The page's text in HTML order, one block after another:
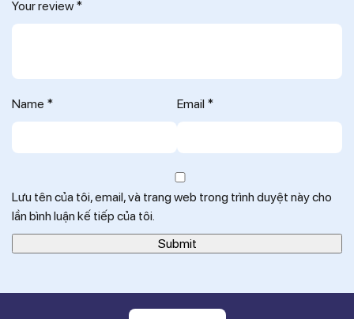
Your review *
Name * Email *
Lưu tên của tôi, email, và trang web trong trình duyệt này cho
lần bình luận kế tiếp của tôi.